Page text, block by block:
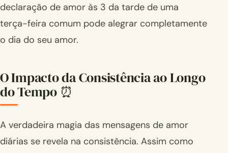
declaração de amor às 3 da tarde de uma
terça-feira comum pode alegrar completamente
o dia do seu amor.
O Impacto da Consistência ao Longo
do Tempo ⏰
A verdadeira magia das mensagens de amor
diárias se revela na consistência. Assim como